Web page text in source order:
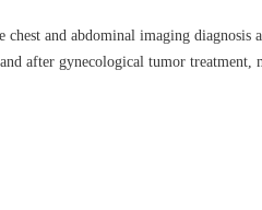
chest and abdominal imaging
after gynecological tumor